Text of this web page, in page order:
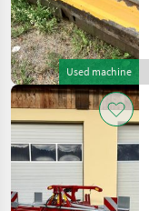
Used machine